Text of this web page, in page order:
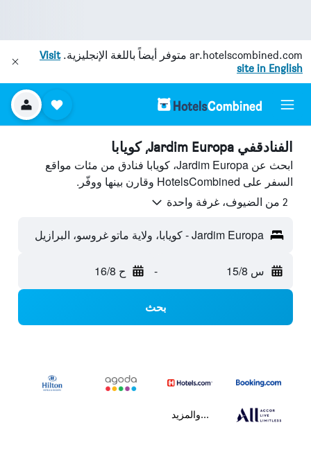
ar.hotelscombined.com متوفر أيضاً باللغة الإنجليزية.Visit
site in English
الفنادقفي Jardim Europa, كويابا
ابحث عن Jardim Europa، كويابا فنادق من مئات مواقع
السفر على HotelsCombined وقارن بينها ووفّر.
2 من الضيوف، غرفة واحدة
Jardim Europa - كويابا، ولاية ماتو غروسو، البرازيل
س 15/8 - ح 16/8
بحث
...والمزيد